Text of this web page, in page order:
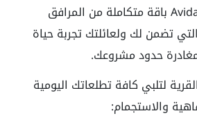
تضم القرية Avida Village باقة متكاملة من المرافق
تضمن لك ولعائلتك تجربة حياة
حدود مشروعك.
لتلبي كافة تطلعاتك اليومية
والاستجمام: